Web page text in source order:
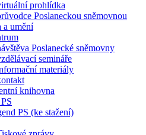
prohlídka
Poslaneckou sněmovnou
a umění
Poslanecké sněmovny
semináře
materiály
knihovna
PS (ke stažení)